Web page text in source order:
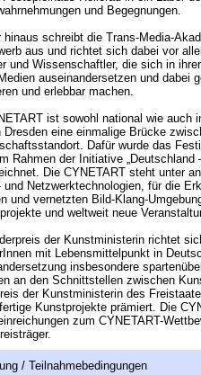
und Begegnungen.
hinaus schreibt die Trans-Media-
aus und richtet sich dabei vor
und Wissenschaftler, die sich in
auseinandersetzen und dabei
und erlebbar machen.
ist sowohl national wie auch
Dresden eine einmalige Brücke
Dafür wurde das
Rahmen der Initiative
Die CYNETART steht unter
und Netzwerktechnologien, für die
und vernetzten Bild-Klang-
und weltweit neue
der Kunstministerin richtet
mit Lebensmittelpunkt in
insbesondere
an den Schnittstellen zwischen
der Kunstministerin des
Kunstprojekte prämiert. Die
zum CYNETART-
/ Teilnahmebedingungen